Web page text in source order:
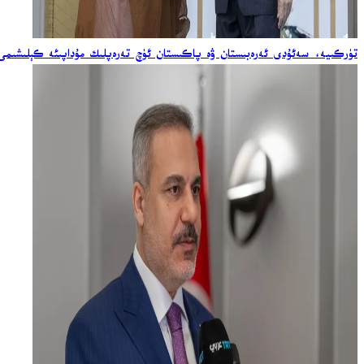
تۈركىيە، سەئۇدى ئەرەبىستان ۋە پاكىستان ئۈچ تەرەپلىك مۇداپىئە كېلىشىمى